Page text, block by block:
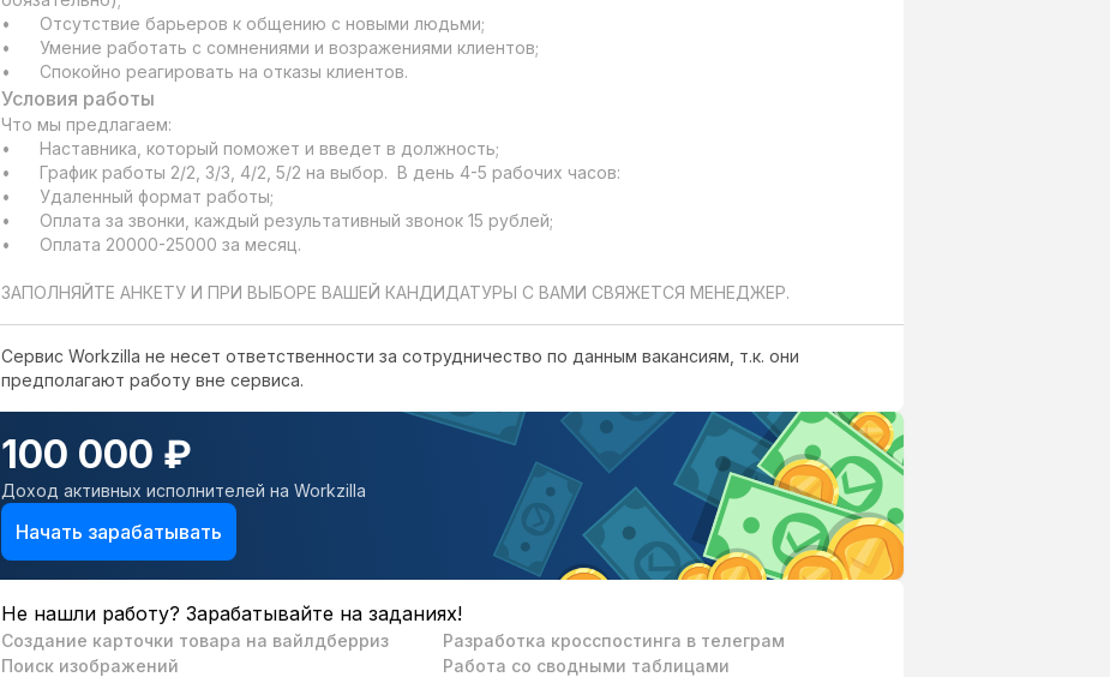
•	Отсутствие барьеров к общению с новыми людьми;
•	Умение работать с сомнениями и возражениями клиентов;
•	Спокойно реагировать на отказы клиентов.
Условия работы
Что мы предлагаем:
•	Наставника, который поможет и введет в должность;
•	График работы 2/2, 3/3, 4/2, 5/2 на выбор.  В день 4-5 рабочих часов:
•	Удаленный формат работы;
•	Оплата за звонки, каждый результативный звонок 15 рублей;
•	Оплата 20000-25000 за месяц.
ЗАПОЛНЯЙТЕ АНКЕТУ И ПРИ ВЫБОРЕ ВАШЕЙ КАНДИДАТУРЫ С ВАМИ СВЯЖЕТСЯ МЕНЕДЖЕР.
Сервис Workzilla не несет ответственности за сотрудничество по данным вакансиям, т.к. они
предполагают работу вне сервиса.
100 000 ₽
Доход активных исполнителей на Workzilla
Начать зарабатывать
Не нашли работу? Зарабатывайте на заданиях!
Cоздание карточки товара на вайлдберриз
Поиск изображений
Разработка кросспостинга в телеграм
Работа со сводными таблицами